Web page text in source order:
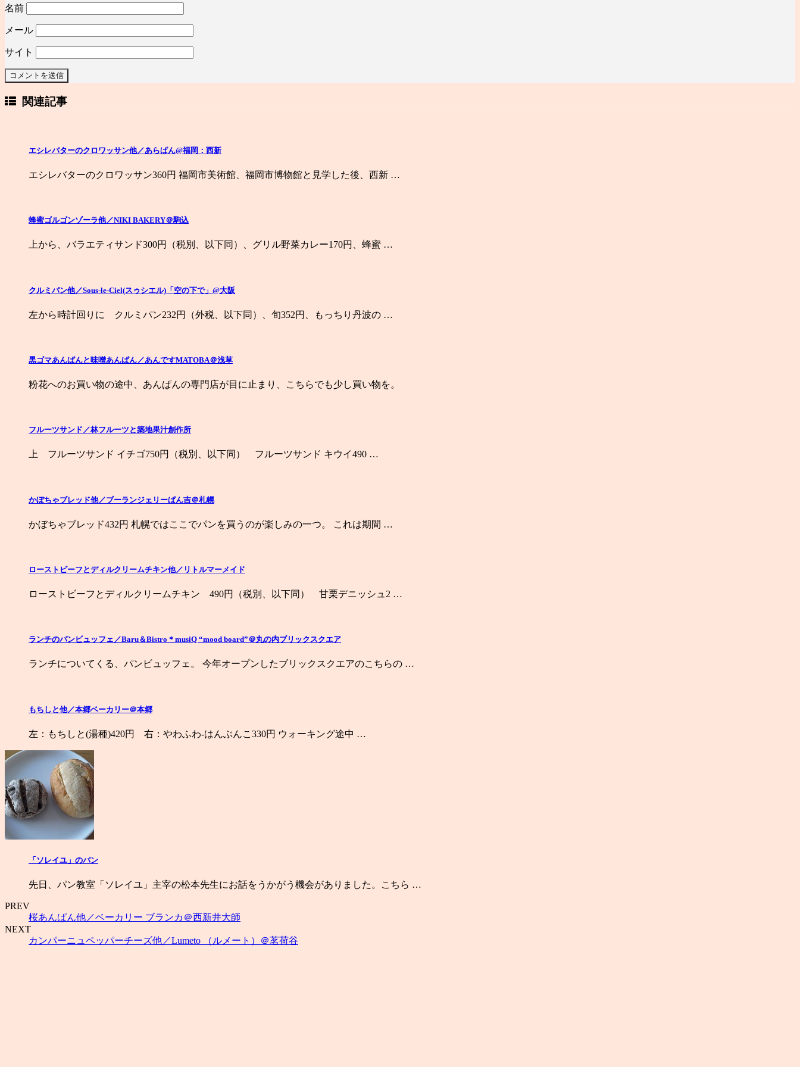
名前
メール
サイト
関連記事
エシレバターのクロワッサン他／あらぱん@福岡：西新
エシレバターのクロワッサン360円 福岡市美術館、福岡市博物館と見学した後、西新 …
蜂蜜ゴルゴンゾーラ他／NIKI BAKERY＠駒込
上から、バラエティサンド300円（税別、以下同）、グリル野菜カレー170円、蜂蜜 …
クルミパン他／Sous-le-Ciel(スゥシエル)「空の下で」@大阪
左から時計回りに クルミパン232円（外税、以下同）、旬352円、もっちり丹波の …
黒ゴマあんぱんと味噌あんぱん／あんですMATOBA＠浅草
粉花へのお買い物の途中、あんぱんの専門店が目に止まり、こちらでも少し買い物を。
フルーツサンド／林フルーツと築地果汁創作所
上 フルーツサンド イチゴ750円（税別、以下同） フルーツサンド キウイ490 …
かぼちゃブレッド他／ブーランジェリーぱん吉＠札幌
かぼちゃブレッド432円 札幌ではここでパンを買うのが楽しみの一つ。 これは期間 …
ローストビーフとディルクリームチキン他／リトルマーメイド
ローストビーフとディルクリームチキン 490円（税別、以下同） 甘栗デニッシュ2 …
ランチのパンビュッフェ／Baru＆Bistro＊musiQ “mood board”＠丸の内ブリックスクエア
ランチについてくる、パンビュッフェ。 今年オープンしたブリックスクエアのこちらの …
もちしと他／本郷ベーカリー＠本郷
左：もちしと(湯種)420円 右：やわふわ-はんぶんこ330円 ウォーキング途中 …
「ソレイユ」のパン
先日、パン教室「ソレイユ」主宰の松本先生にお話をうかがう機会がありました。こちら …
PREV
桜あんぱん他／ベーカリー ブランカ＠西新井大師
NEXT
カンパーニュペッパーチーズ他／Lumeto （ルメート）＠茗荷谷